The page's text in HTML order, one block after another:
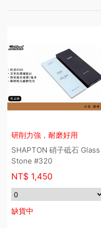
研削力強，耐磨好用
SHAPTON 硝子砥石 Glass
Stone #320
NT$ 1,450
缺貨中